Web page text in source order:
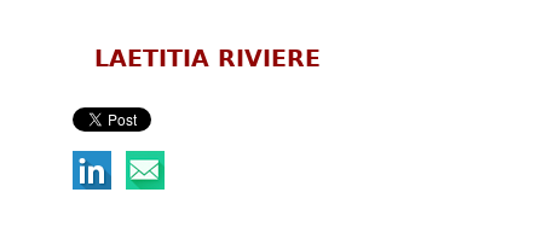
LAETITIA RIVIERE